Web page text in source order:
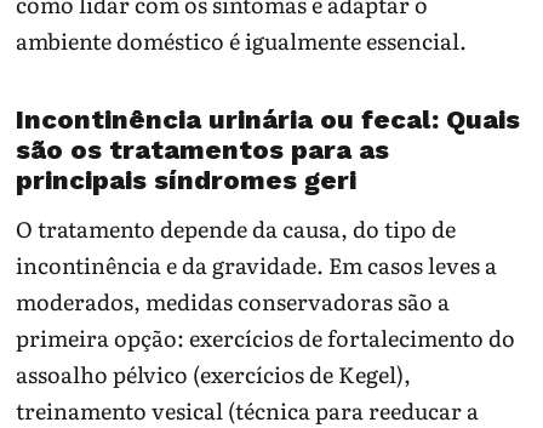
ambiente doméstico é igualmente essencial.
Incontinência urinária ou fecal: Quais
são os tratamentos para as
principais síndromes geri
O tratamento depende da causa, do tipo de
incontinência e da gravidade. Em casos leves a
moderados, medidas conservadoras são a
primeira opção: exercícios de fortalecimento do
assoalho pélvico (exercícios de Kegel),
treinamento vesical (técnica para reeducar a